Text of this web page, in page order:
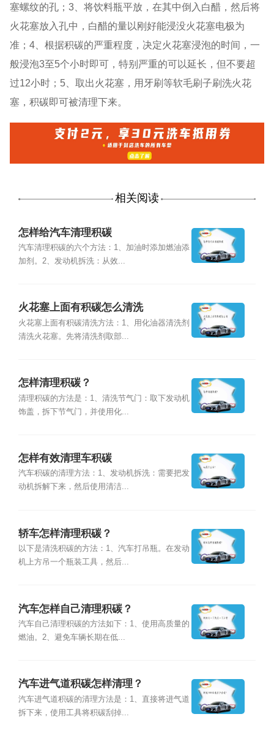
塞螺纹的孔；3、将饮料瓶平放，在其中倒入白醋，然后将
火花塞放入孔中，白醋的量以刚好能浸没火花塞电极为
准；4、根据积碳的严重程度，决定火花塞浸泡的时间，一
般浸泡3至5个小时即可，特别严重的可以延长，但不要超
过12小时；5、取出火花塞，用牙刷等软毛刷子刷洗火花
塞，积碳即可被清理下来。
相关阅读
怎样给汽车清理积碳
汽车清理积碳的六个方法：1、加油时添加燃油添
加剂。2、发动机拆洗：从效...
火花塞上面有积碳怎么清洗
火花塞上面有积碳清洗方法：1、用化油器清洗剂
清洗火花塞。先将清洗剂取部...
怎样清理积碳？
清理积碳的方法是：1、清洗节气门：取下发动机
饰盖，拆下节气门，并使用化...
怎样有效清理车积碳
汽车积碳的清理方法：1、发动机拆洗：需要把发
动机拆解下来，然后使用清洁...
轿车怎样清理积碳？
以下是清洗积碳的方法：1、汽车打吊瓶。在发动
机上方吊一个瓶装工具，然后...
汽车怎样自己清理积碳？
汽车自己清理积碳的方法如下：1、使用高质量的
燃油。2、避免车辆长期在低...
汽车进气道积碳怎样清理？
汽车进气道积碳的清理方法是：1、直接将进气道
拆下来，使用工具将积碳刮掉...